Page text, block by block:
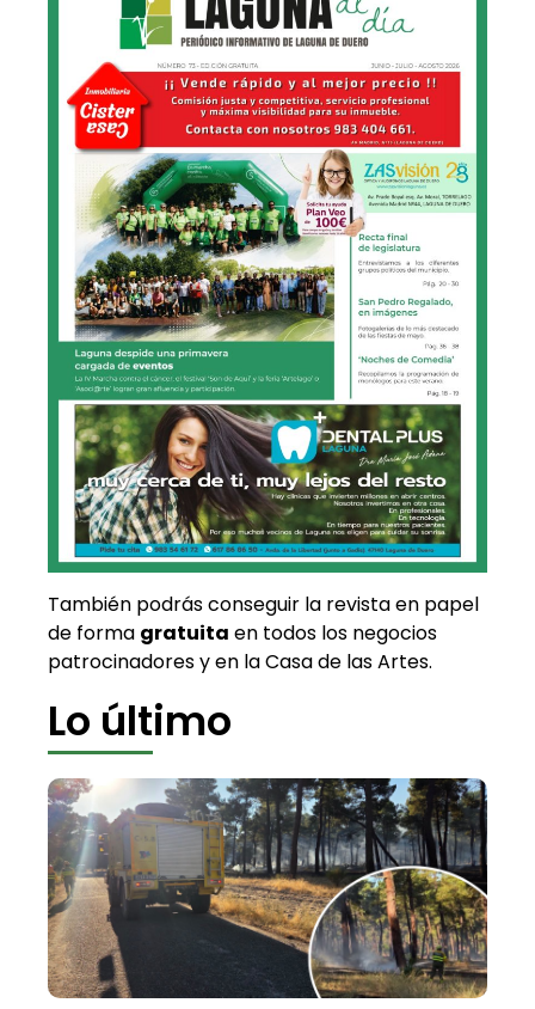
También podrás conseguir la revista en papel
de forma gratuita en todos los negocios
patrocinadores y en la Casa de las Artes.
Lo último